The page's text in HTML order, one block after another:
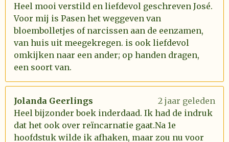
Heel mooi verstild en liefdevol geschreven José.
Voor mij is Pasen het weggeven van
bloembolletjes of narcissen aan de eenzamen,
van huis uit meegekregen. is ook liefdevol
omkijken naar een ander; op handen dragen,
een soort van.
Jolanda Geerlings
2 jaar geleden
Heel bijzonder boek inderdaad. Ik had de indruk
dat het ook over reïncarnatie gaat.Na 1e
hoofdstuk wilde ik afhaken, maar zou nu voor